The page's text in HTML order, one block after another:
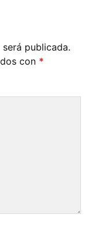
publicada.
con *